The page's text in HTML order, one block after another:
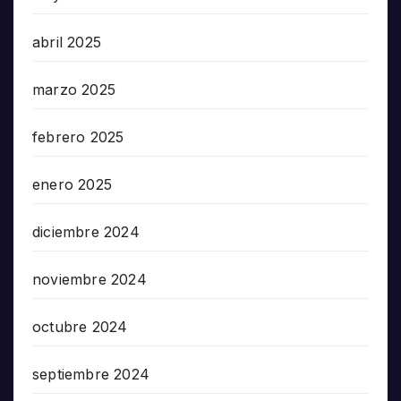
abril 2025
marzo 2025
febrero 2025
enero 2025
diciembre 2024
noviembre 2024
octubre 2024
septiembre 2024